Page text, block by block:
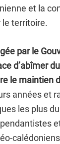
et la
le territoire.
par le
d’abîmer
le maintien
années et
les plus